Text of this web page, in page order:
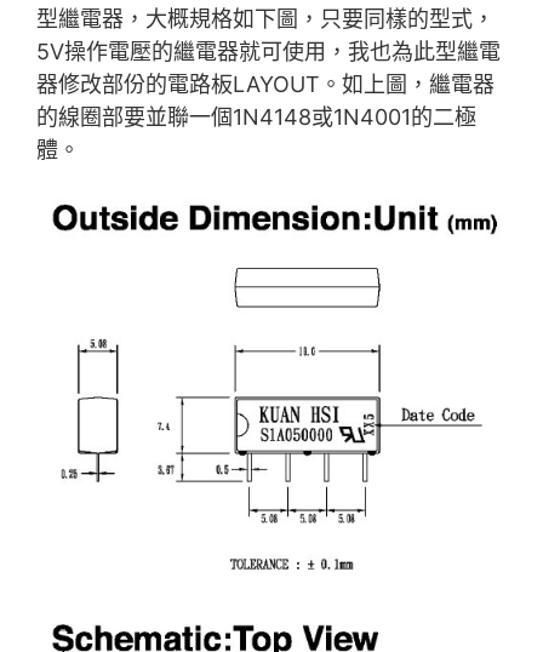
型繼電器，大概規格如下圖，只要同樣的型式，
5V操作電壓的繼電器就可使用，我也為此型繼電
器修改部份的電路板LAYOUT。如上圖，繼電器
的線圈部要並聯一個1N4148或1N4001的二極
體。